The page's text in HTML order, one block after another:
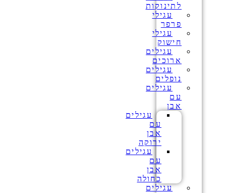
לתינוקות
עגילי
פרפר
עגילי
חישוק
עגילים
ארוכים
עגילים
נופלים
עגילים
עם
אבן
עגילים
עם
אבן
ירוקה
עגילים
עם
אבן
כחולה
עגילים